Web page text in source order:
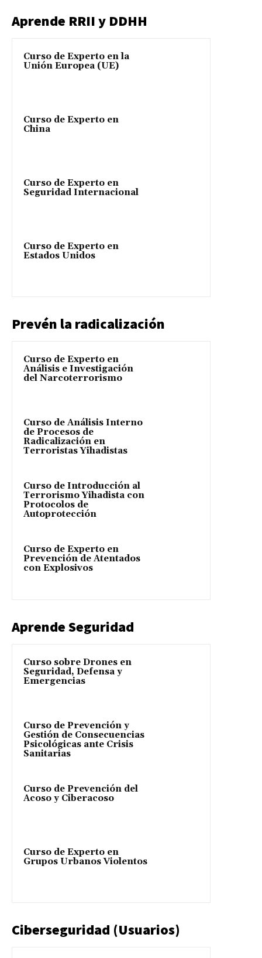
Aprende RRII y DDHH
Curso de Experto en la
Unión Europea (UE)
Curso de Experto en
China
Curso de Experto en
Seguridad Internacional
Curso de Experto en
Estados Unidos
Prevén la radicalización
Curso de Experto en
Análisis e Investigación
del Narcoterrorismo
Curso de Análisis Interno
de Procesos de
Radicalización en
Terroristas Yihadistas
Curso de Introducción al
Terrorismo Yihadista con
Protocolos de
Autoprotección
Curso de Experto en
Prevención de Atentados
con Explosivos
Aprende Seguridad
Curso sobre Drones en
Seguridad, Defensa y
Emergencias
Curso de Prevención y
Gestión de Consecuencias
Psicológicas ante Crisis
Sanitarias
Curso de Prevención del
Acoso y Ciberacoso
Curso de Experto en
Grupos Urbanos Violentos
Ciberseguridad (Usuarios)